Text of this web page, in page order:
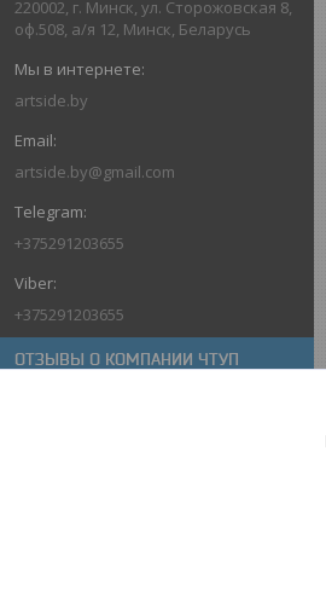
220002, г. Минск, ул. Сторожовская 8,
оф.508, а/я 12, Минск, Беларусь
artside.by
artside.by@gmail.com
+375291203655
+375291203655
ОТЗЫВЫ О КОМПАНИИ ЧТУП